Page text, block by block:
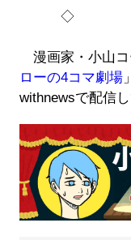
◇
漫画家・小山コ
ローの4コマ劇場
withnewsで配信し